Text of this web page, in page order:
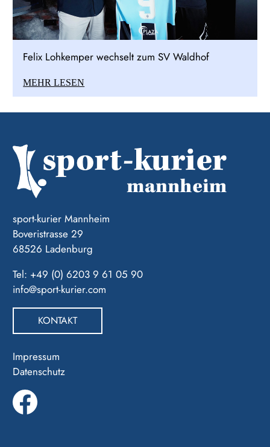
Felix Lohkemper wechselt zum SV Waldhof
MEHR LESEN
sport-kurier Mannheim
Boveristrasse 29
68526 Ladenburg
Tel: +49 (0) 6203 9 61 05 90
info@sport-kurier.com
KONTAKT
Impressum
Datenschutz